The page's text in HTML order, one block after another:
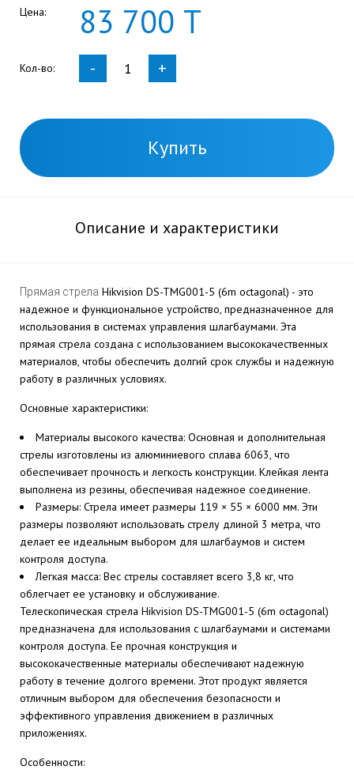
Цена: 83 700 Т
Кол-во: - +
Купить
Описание и характеристики
Прямая стрела Hikvision DS-TMG001-5 (6m octagonal) - это
надежное и функциональное устройство, предназначенное для
использования в системах управления шлагбаумами. Эта
прямая стрела создана с использованием высококачественных
материалов, чтобы обеспечить долгий срок службы и надежную
работу в различных условиях.
Основные характеристики:
Материалы высокого качества: Основная и дополнительная
стрелы изготовлены из алюминиевого сплава 6063, что
обеспечивает прочность и легкость конструкции. Клейкая лента
выполнена из резины, обеспечивая надежное соединение.
Размеры: Стрела имеет размеры 119 × 55 × 6000 мм. Эти
размеры позволяют использовать стрелу длиной 3 метра, что
делает ее идеальным выбором для шлагбаумов и систем
контроля доступа.
Легкая масса: Вес стрелы составляет всего 3,8 кг, что
облегчает ее установку и обслуживание.
Телескопическая стрела Hikvision DS-TMG001-5 (6m octagonal)
предназначена для использования с шлагбаумами и системами
контроля доступа. Ее прочная конструкция и
высококачественные материалы обеспечивают надежную
работу в течение долгого времени. Этот продукт является
отличным выбором для обеспечения безопасности и
эффективного управления движением в различных
приложениях.
Особенности: